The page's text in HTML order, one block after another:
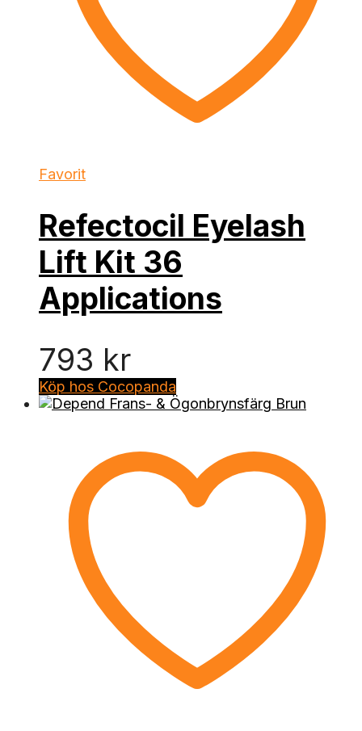
Favorit
Refectocil Eyelash
Lift Kit 36
Applications
793 kr
Köp hos Cocopanda